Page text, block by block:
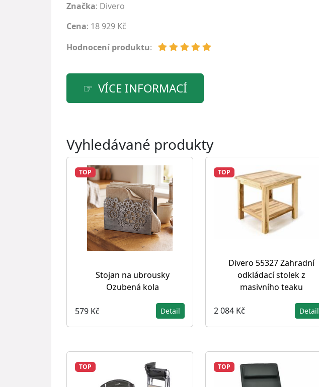
Značka: Divero
Cena: 18 929 Kč
Hodnocení produktu:
VÍCE INFORMACÍ
Vyhledávané produkty
TOP
Stojan na ubrousky
Ozubená kola
579 Kč Detail
TOP
Divero 55327 Zahradní
odkládací stolek z
masivního teaku
2 084 Kč Detail
TOP TOP